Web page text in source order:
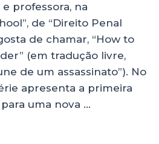
professora, na
de “Direito Penal
de chamar, “How to
(em tradução livre,
de um assassinato”). No
apresenta a primeira
uma nova …